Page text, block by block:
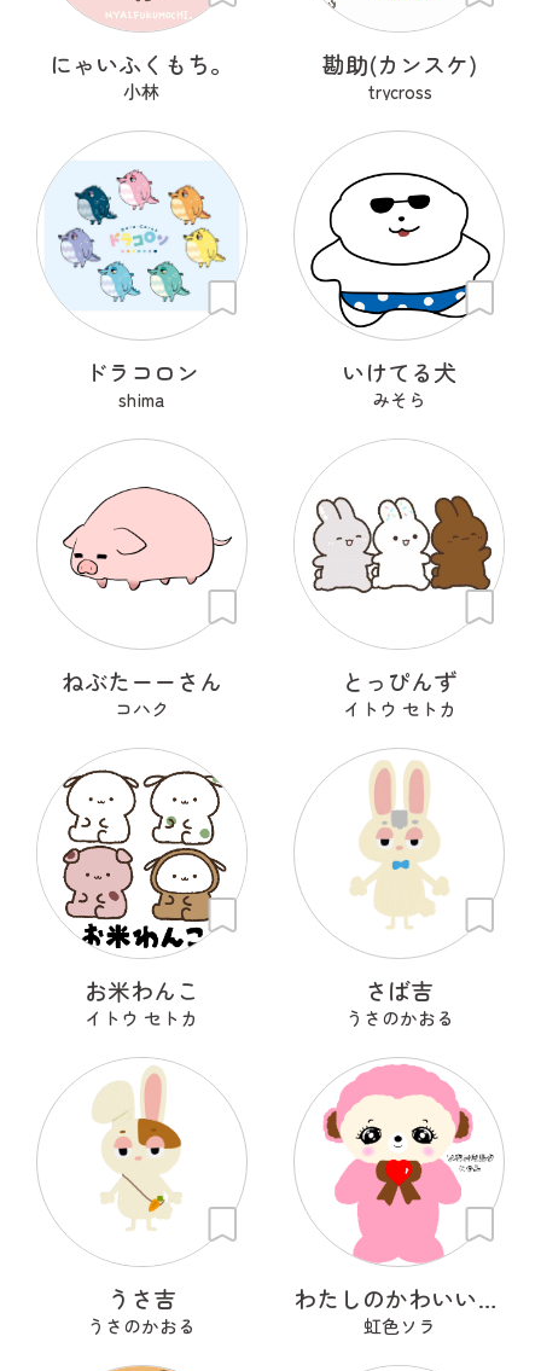
にゃいふくもち。
小林
勘助(カンスケ)
trycross
ドラコロン
shima
いけてる犬
みそら
ねぶたーーさん
コハク
とっぴんず
イトウ セトカ
お米わんこ
イトウ セトカ
さば吉
うさのかおる
うさ吉
うさのかおる
わたしのかわいいせかい
虹色ソラ